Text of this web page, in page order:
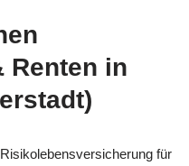
Renten in
für